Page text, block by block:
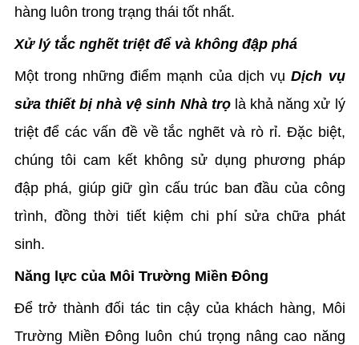
hàng luôn trong trạng thái tốt nhất.
Xử lý tắc nghẽt triệt để và không đập phá
Một trong những điểm mạnh của dịch vụDịch vụ
sửa thiết bị nhà vệ sinh Nhà trọlà khả năng xử lý
triệt để các vấn đề về tắc nghẽt và rò rỉ. Đặc biệt,
chúng tôi cam kết không sử dụng phương pháp
đập phá, giúp giữ gìn cấu trúc ban đầu của công
trình, đồng thời tiết kiệm chi phí sửa chữa phát
sinh.
Năng lực của Môi Trường Miền Đông
Để trở thành đối tác tin cậy của khách hàng, Môi
Trường Miền Đông luôn chú trọng nâng cao năng